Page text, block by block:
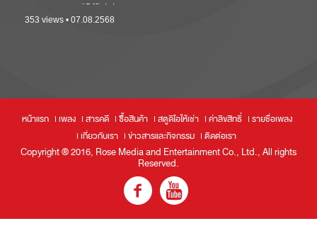
พร เพชรอุบล(Official
Audio)
353 views • 07.08.2568
หน้าแรก เพลง สารคดี ซื้อสินค้า สตูดิโอให้เช่า ค่าลิขสิทธิ์
รายชื่อเพลง
เกี่ยวกับเรา
ข่าวสารและกิจกรรม ติดต่อเรา
Copyright ® 2016, Rose Media and Entertainment Co., Ltd., All rights
Reserved.